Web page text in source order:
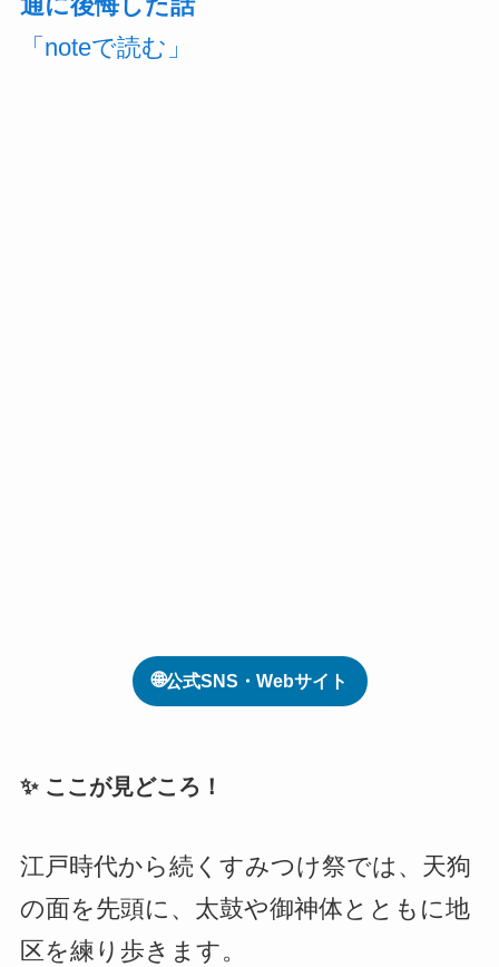
「noteで読む」
🌐公式SNS・Webサイト
✨ ここが見どころ！
江戸時代から続くすみつけ祭では、天狗
の面を先頭に、太鼓や御神体とともに地
区を練り歩きます。